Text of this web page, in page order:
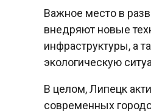
Важное место в
внедряют новые
инфраструктуры, а
экологическую
В целом, Липецк
современных